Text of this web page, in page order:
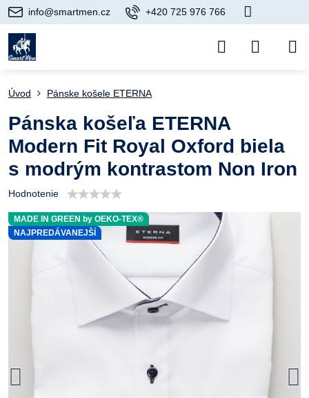
info@smartmen.cz +420 725 976 766
MADE IN GREEN by OEKO-TEX®
NAJPREDÁVANEJŠÍ
Úvod Pánske košele ETERNA
Pánska košeľa ETERNA
Modern Fit Royal Oxford biela
s modrým kontrastom Non Iron
Hodnotenie